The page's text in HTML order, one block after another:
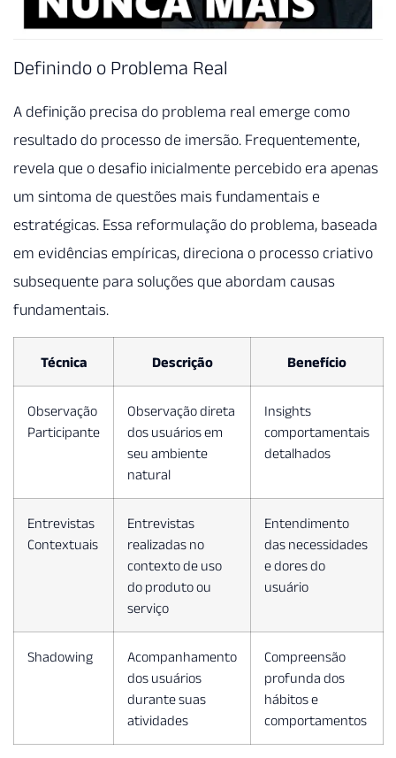
Definindo o Problema Real
A definição precisa do problema real emerge como
resultado do processo de imersão. Frequentemente,
revela que o desafio inicialmente percebido era apenas
um sintoma de questões mais fundamentais e
estratégicas. Essa reformulação do problema, baseada
em evidências empíricas, direciona o processo criativo
subsequente para soluções que abordam causas
fundamentais.
Técnica Descrição Benefício
Observação
Participante
Observação direta
dos usuários em
seu ambiente
natural
Insights
comportamentais
detalhados
Entrevistas
Contextuais
Entrevistas
realizadas no
contexto de uso
do produto ou
serviço
Entendimento
das necessidades
e dores do
usuário
Shadowing
Acompanhamento
dos usuários
durante suas
atividades
Compreensão
profunda dos
hábitos e
comportamentos